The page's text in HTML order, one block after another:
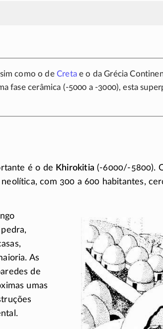
como o deCretae o da Grécia
fase cerâmica (-5000 a -3000), esta
é o de Khirokitia (-6000/-5800).
com 300 a 600 habitantes,
As
de
umas